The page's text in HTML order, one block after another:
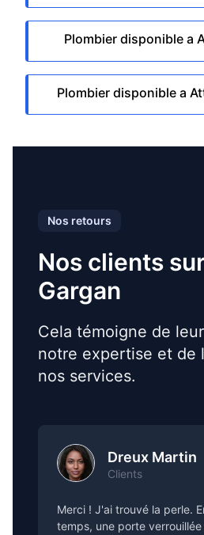
Plombier disponible a
Plombier disponible a
Nos retours
Nos clients
Gargan
Cela témoigne de
notre expertise et de
nos services.
Dreux Martin
Clients
Merci ! J'ai trouvé la perle.
temps, une porte